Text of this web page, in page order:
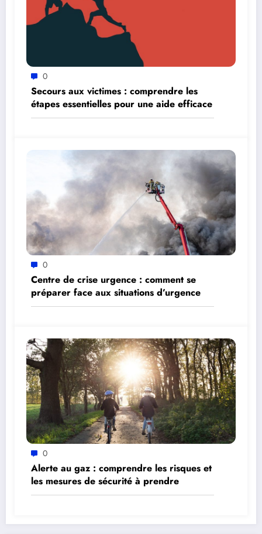
0
Secours aux victimes : comprendre les
étapes essentielles pour une aide efficace
0
Centre de crise urgence : comment se
préparer face aux situations d’urgence
0
Alerte au gaz : comprendre les risques et
les mesures de sécurité à prendre